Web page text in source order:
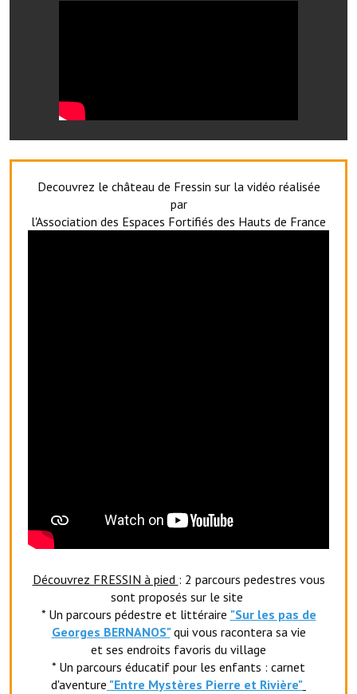
Biens à louer
Terrains et maisons à vendre
VILLE ACTIVE
Village culturel
La société musicale de l'Avenir Fressinois
La troupe théâtrale de l'Avenir Fressinois
Les Amis du Patrimoine
Decouvrez le château de Fressin sur la vidéo réalisée
par
l'Association des Espaces Fortifiés des Hauts de France
Découvrez FRESSIN à pied : 2 parcours pedestres vous
sont proposés sur le site
* Un parcours pédestre et littéraire "Sur les pas de
Georges BERNANOS" qui vous racontera sa vie
et ses endroits favoris du village
* Un parcours éducatif pour les enfants : carnet
d'aventure "Entre Mystères Pierre et Rivière"